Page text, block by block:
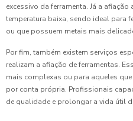
excessivo da ferramenta. Já a
temperatura baixa, sendo ideal para
ou que possuem metais mais
Por fim, também existem serviços
realizam a afiação de ferramentas.
mais complexas ou para aqueles
por conta própria. Profissionais
de qualidade e prolongar a vida útil